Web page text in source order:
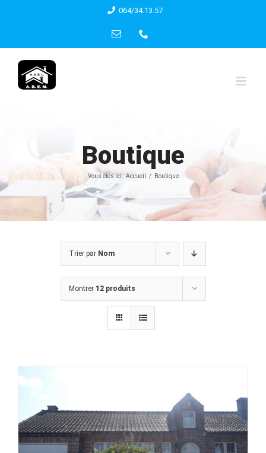
content
064/34.13.57
Email
Boutique
Vous êtes ici: Accueil Boutique
Trier par Nom
Montrer 12 produits